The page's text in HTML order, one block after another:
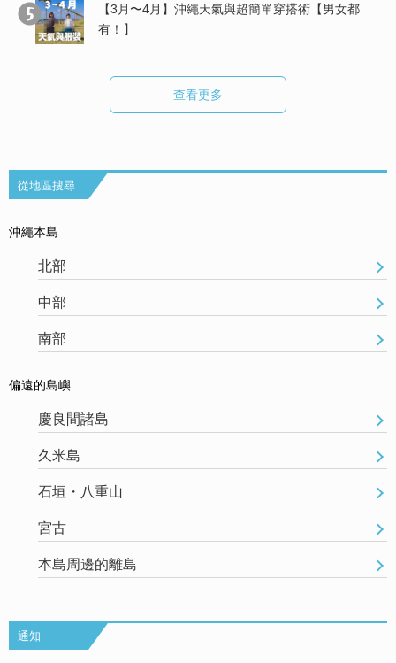
【3月〜4月】沖繩天氣與超簡單穿搭術【男女都
有！】
查看更多
從地區搜尋
沖繩本島
北部
中部
南部
偏遠的島嶼
慶良間諸島
久米島
石垣・八重山
宮古
本島周邊的離島
通知